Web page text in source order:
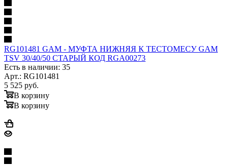
RG101481 GAM - МУФТА НИЖНЯЯ К ТЕСТОМЕСУ GAM
TSV 30/40/50 СТАРЫЙ КОД RGA00273
Есть в наличии: 35
Арт.: RG101481
5 525 руб.
В корзину
В корзину